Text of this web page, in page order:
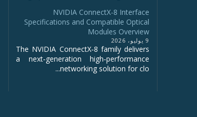
NVIDIA ConnectX-8 Interface
Specifications and Compatible Optical
Modules Overview
9 يوليو، 2026
The NVIDIA ConnectX‑8 family delivers
a next‑generation high‑performance
networking solution for clo...